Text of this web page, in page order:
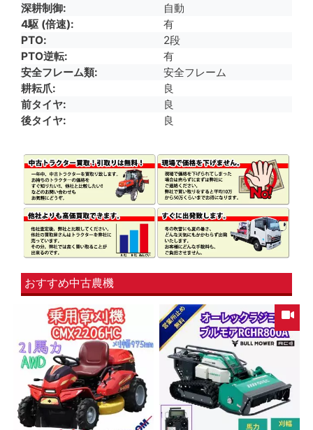
深耕制御
自動
4駆 (倍速)
有
PTO
2段
PTO逆転
有
安全フレーム類
安全フレーム
耕耘爪
良
前タイヤ
良
後タイヤ
良
おすすめ中古農機